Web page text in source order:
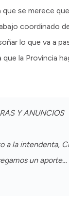
que se merece
coordinado
lo que va a
la Provincia
Y ANUNCIOS
a la intendenta,
un aporte…